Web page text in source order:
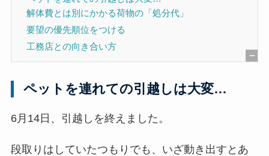
[
解体費とは別にかかる荷物の「処分代」
要望の優先順位をつける
工務店との向き合い方
ペットを連れての引越しは大変…
6月14日、引越しを終えました。
段取りはしていたつもりでも、いざ動き出すとあ